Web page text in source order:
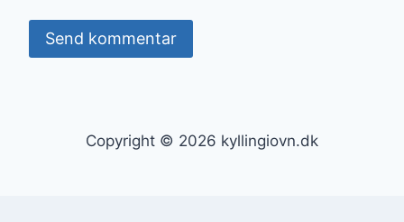
Copyright © 2026 kyllingiovn.dk